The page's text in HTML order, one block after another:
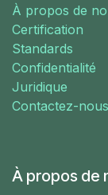
À propos de
Certification
Standards
Confidentialité
Juridique
Contactez-nous
À propos de